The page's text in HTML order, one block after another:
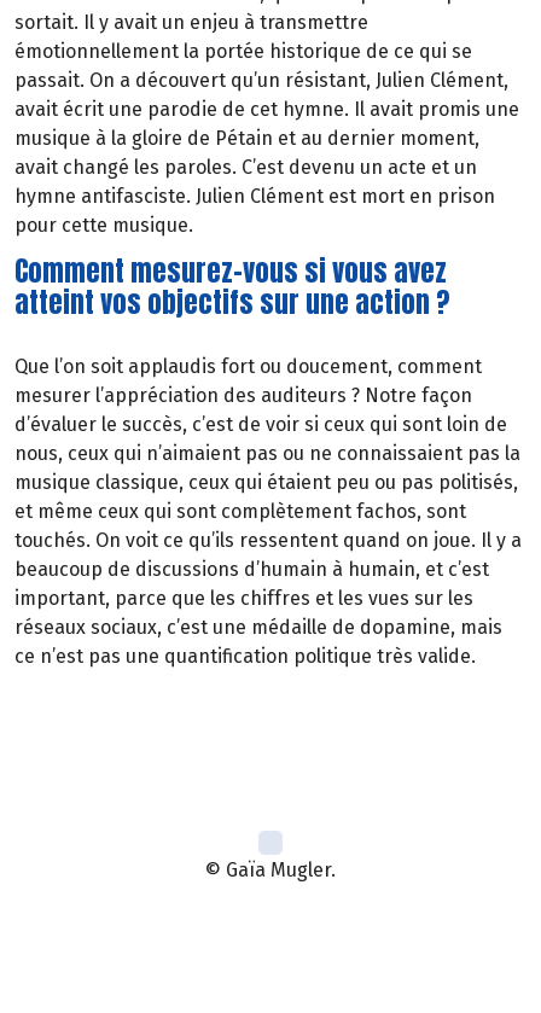
sortait. Il y avait un enjeu à transmettre
émotionnellement la portée historique de ce qui se
passait. On a découvert qu’un résistant, Julien Clément,
avait écrit une parodie de cet hymne. Il avait promis une
musique à la gloire de Pétain et au dernier moment,
avait changé les paroles. C’est devenu un acte et un
hymne antifasciste. Julien Clément est mort en prison
pour cette musique.
Comment mesurez-vous si vous avez
atteint vos objectifs sur une action ?
Que l’on soit applaudis fort ou doucement, comment
mesurer l’appréciation des auditeurs ? Notre façon
d’évaluer le succès, c’est de voir si ceux qui sont loin de
nous, ceux qui n’aimaient pas ou ne connaissaient pas la
musique classique, ceux qui étaient peu ou pas politisés,
et même ceux qui sont complètement fachos, sont
touchés. On voit ce qu’ils ressentent quand on joue. Il y a
beaucoup de discussions d’humain à humain, et c’est
important, parce que les chiffres et les vues sur les
réseaux sociaux, c’est une médaille de dopamine, mais
ce n’est pas une quantification politique très valide.
© Gaïa Mugler.